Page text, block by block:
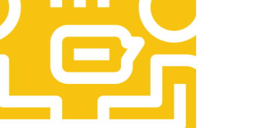
2700 ₽ Заказать
950 ₽ Заказать
1750 ₽